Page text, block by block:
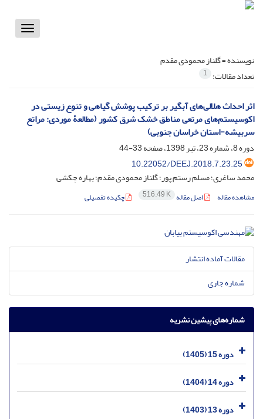
Toggle
نویسنده =گلناز محمودی مقدم
تعداد مقالات: 1
اثر احداث هلالی‌های آبگیر بر ترکیب پوشش گیاهی و تنوع زیستی در
اکوسیستم‌های مرتعی مناطق خشک شرق کشور (مطالعۀ موردی: مراتع
سربیشه-استان خراسان جنوبی)
دوره 8، شماره 23، تیر 1398، صفحه
33-44
10.22052/DEEJ.2018.7.23.25
محمد ساغری؛ مسلم رستم پور؛ گلناز محمودی مقدم؛ بهاره چکشی
مشاهده مقاله اصل مقاله 516.49 K چکیده تفصیلی
مقالات آماده انتشار
شماره جاری
شماره‌های پیشین نشریه
دوره 15 (1405)
دوره 14 (1404)
دوره 13 (1403)